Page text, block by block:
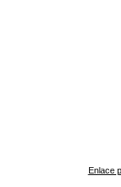
Enlace